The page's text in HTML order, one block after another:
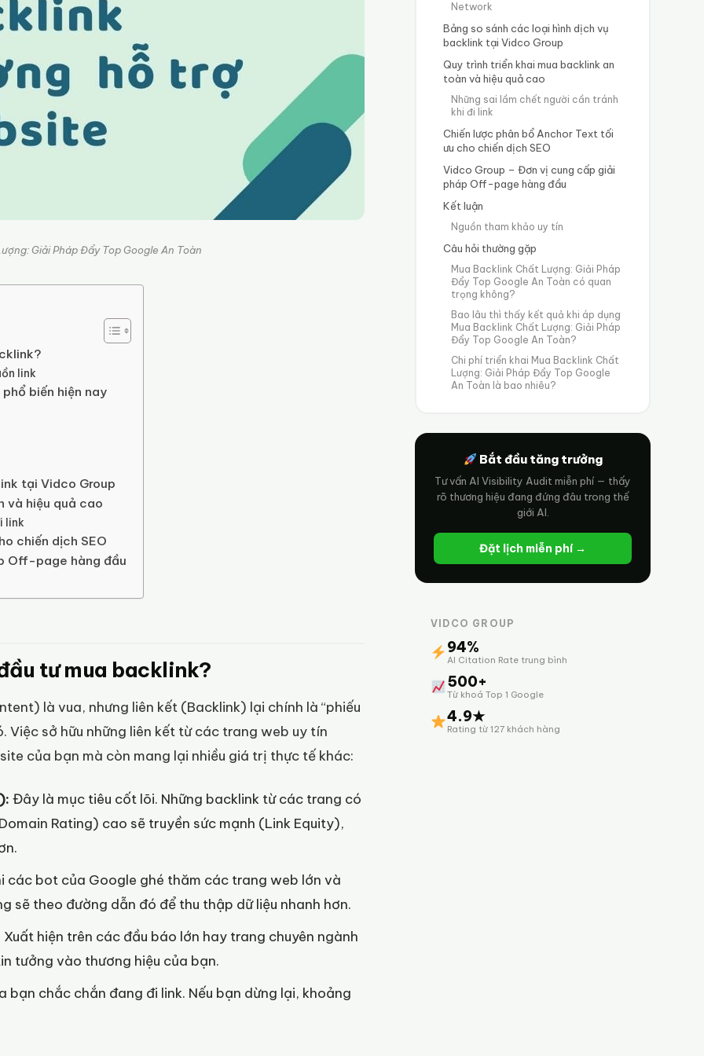
Giải Pháp Đẩy Top Google An Toàn
link
biến hiện nay
tại Vidco Group
và hiệu quả cao
link
chiến dịch SEO
Off-page hàng đầu
tư mua backlink?
là vua, nhưng liên kết (Backlink) lại chính là “phiếu
Việc sở hữu những liên kết từ các trang web uy tín
của bạn mà còn mang lại nhiều giá trị thực tế khác:
Đây là mục tiêu cốt lõi. Những backlink từ các trang có
Rating) cao sẽ truyền sức mạnh (Link Equity),
các bot của Google ghé thăm các trang web lớn và
sẽ theo đường dẫn đó để thu thập dữ liệu nhanh hơn.
Xuất hiện trên các đầu báo lớn hay trang chuyên ngành
tưởng vào thương hiệu của bạn.
bạn chắc chắn đang đi link. Nếu bạn dừng lại, khoảng
Network
Bảng so sánh các loại hình dịch vụ
backlink tại Vidco Group
Quy trình triển khai mua backlink an
toàn và hiệu quả cao
Những sai lầm chết người cần tránh
khi đi link
Chiến lược phân bổ Anchor Text tối
ưu cho chiến dịch SEO
Vidco Group – Đơn vị cung cấp giải
pháp Off-page hàng đầu
Kết luận
Nguồn tham khảo uy tín
Câu hỏi thường gặp
Mua Backlink Chất Lượng: Giải Pháp
Đẩy Top Google An Toàn có quan
trọng không?
Bao lâu thì thấy kết quả khi áp dụng
Mua Backlink Chất Lượng: Giải Pháp
Đẩy Top Google An Toàn?
Chi phí triển khai Mua Backlink Chất
Lượng: Giải Pháp Đẩy Top Google
An Toàn là bao nhiêu?
Bắt đầu tăng trưởng
Tư vấn AI Visibility Audit miễn phí — thấy
rõ thương hiệu đang đứng đâu trong thế
giới AI.
Đặt lịch miễn phí →
VIDCO GROUP
94%
AI Citation Rate trung bình
500+
Từ khoá Top 1 Google
4.9★
Rating từ 127 khách hàng